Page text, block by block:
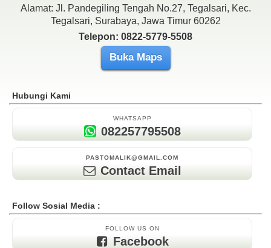
Alamat: Jl. Pandegiling Tengah No.27, Tegalsari, Kec.
Tegalsari, Surabaya, Jawa Timur 60262
Telepon: 0822-5779-5508
Buka Maps
Hubungi Kami
WHATSAPP
082257795508
PASTOMALIK@GMAIL.COM
Contact Email
Follow Sosial Media :
FOLLOW US ON
Facebook